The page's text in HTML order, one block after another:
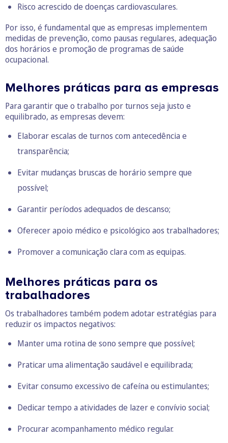
Risco acrescido de doenças cardiovasculares.
Por isso, é fundamental que as empresas implementem
medidas de prevenção, como pausas regulares, adequação
dos horários e promoção de programas de saúde
ocupacional.
Melhores práticas para as empresas
Para garantir que o trabalho por turnos seja justo e
equilibrado, as empresas devem:
Elaborar escalas de turnos com antecedência e
transparência;
Evitar mudanças bruscas de horário sempre que
possível;
Garantir períodos adequados de descanso;
Oferecer apoio médico e psicológico aos trabalhadores;
Promover a comunicação clara com as equipas.
Melhores práticas para os
trabalhadores
Os trabalhadores também podem adotar estratégias para
reduzir os impactos negativos:
Manter uma rotina de sono sempre que possível;
Praticar uma alimentação saudável e equilibrada;
Evitar consumo excessivo de cafeína ou estimulantes;
Dedicar tempo a atividades de lazer e convívio social;
Procurar acompanhamento médico regular.